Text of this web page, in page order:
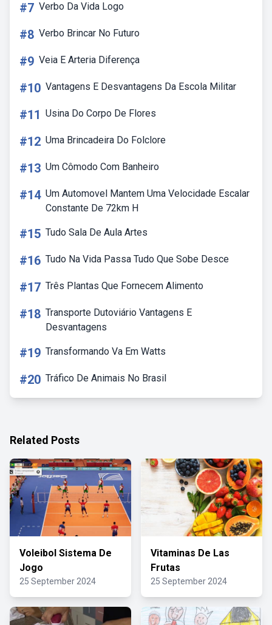
#7 Verbo Da Vida Logo
#8 Verbo Brincar No Futuro
#9 Veia E Arteria Diferença
#10 Vantagens E Desvantagens Da Escola Militar
#11 Usina Do Corpo De Flores
#12 Uma Brincadeira Do Folclore
#13 Um Cômodo Com Banheiro
#14 Um Automovel Mantem Uma Velocidade Escalar
Constante De 72km H
#15 Tudo Sala De Aula Artes
#16 Tudo Na Vida Passa Tudo Que Sobe Desce
#17 Três Plantas Que Fornecem Alimento
#18 Transporte Dutoviário Vantagens E
Desvantagens
#19 Transformando Va Em Watts
#20 Tráfico De Animais No Brasil
Related Posts
Voleibol Sistema De
Jogo
25 September 2024
Vitaminas De Las
Frutas
25 September 2024